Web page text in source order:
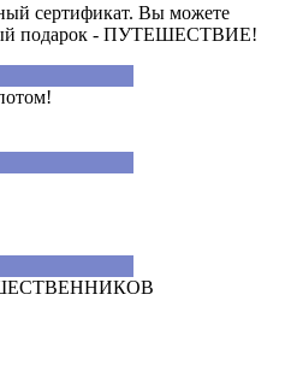
сертификат. Вы можете
подарок - ПУТЕШЕСТВИЕ!